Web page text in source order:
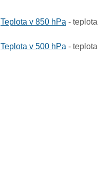
Teplota v 850 hPa -
Teplota v 500 hPa -